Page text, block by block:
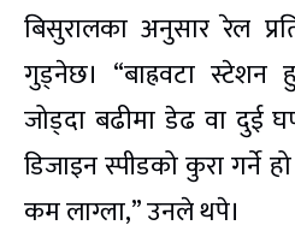
बिसुरालका अनुसार रेल
गुड्नेछ। “बाह्रवटा
जोड्दा बढीमा डेढ वा दुई
डिजाइन स्पीडको कुरा गर्ने
कम लाग्ला,” उनले थपे।